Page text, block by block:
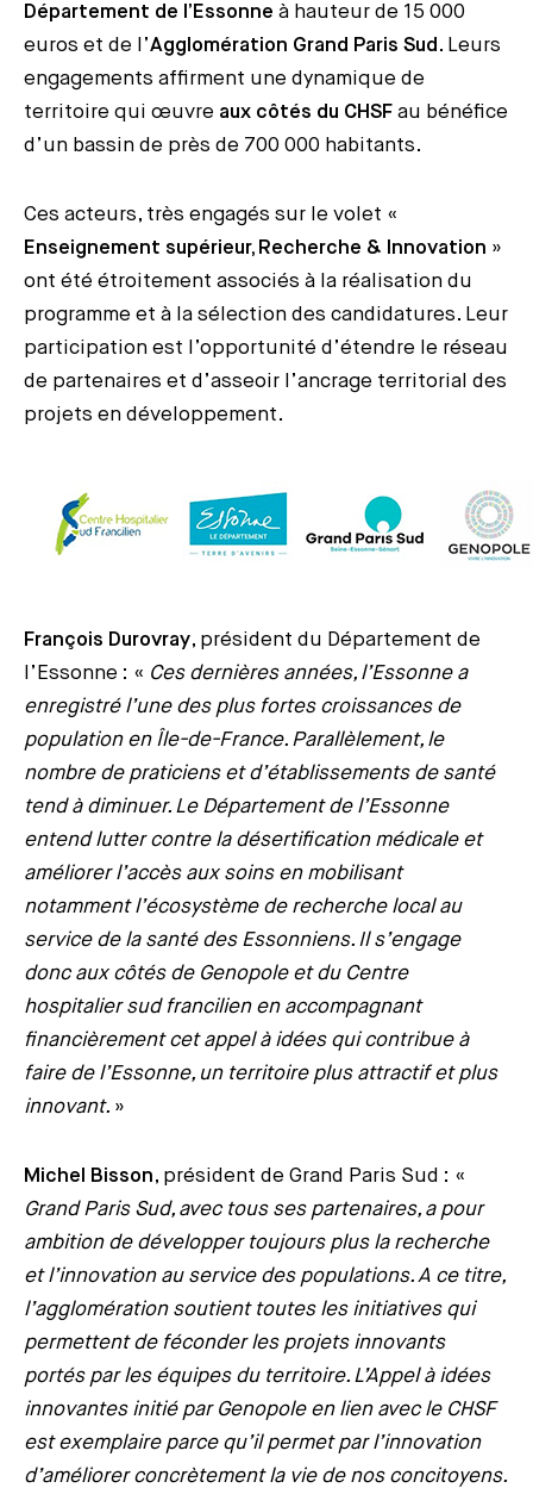
Département de l’Essonne à hauteur de 15 000
euros et de l’Agglomération Grand Paris Sud . Leurs
engagements affirment une dynamique de
territoire qui œuvre aux côtés du CHSF au bénéfice
d’un bassin de près de 700 000 habitants.
Ces acteurs, très engagés sur le volet «
Enseignement supérieur, Recherche & Innovation »
ont été étroitement associés à la réalisation du
programme et à la sélection des candidatures. Leur
participation est l’opportunité d’étendre le réseau
de partenaires et d’asseoir l’ancrage territorial des
projets en développement.
François Durovray, président du Département de
l’Essonne : « Ces dernières années, l’Essonne a
enregistré l’une des plus fortes croissances de
population en Île-de-France. Parallèlement, le
nombre de praticiens et d’établissements de santé
tend à diminuer. Le Département de l’Essonne
entend lutter contre la désertification médicale et
améliorer l’accès aux soins en mobilisant
notamment l’écosystème de recherche local au
service de la santé des Essonniens. Il s’engage
donc aux côtés de Genopole et du Centre
hospitalier sud francilien en accompagnant
financièrement cet appel à idées qui contribue à
faire de l’Essonne, un territoire plus attractif et plus
innovant. »
Michel Bisson, président de Grand Paris Sud : «
Grand Paris Sud, avec tous ses partenaires, a pour
ambition de développer toujours plus la recherche
et l’innovation au service des populations. A ce titre,
l’agglomération soutient toutes les initiatives qui
permettent de féconder les projets innovants
portés par les équipes du territoire. L’Appel à idées
innovantes initié par Genopole en lien avec le CHSF
est exemplaire parce qu’il permet par l’innovation
d’améliorer concrètement la vie de nos concitoyens.